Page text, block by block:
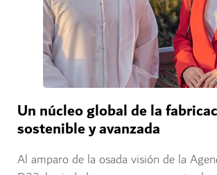
Un núcleo global de la
sostenible y avanzada
Al amparo de la osada visión de la